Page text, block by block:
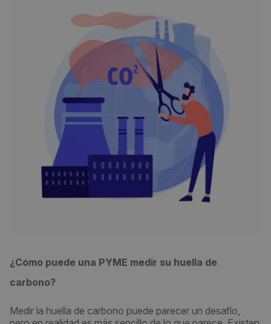
¿Cómo puede una PYME medir su huella de
carbono?
Medir la huella de carbono puede parecer un desafío,